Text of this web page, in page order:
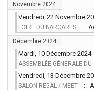
Novembre 2024
Vendredi, 22 Novembre
FOIRE DU BARCARES ::
Décembre 2024
Mardi, 10 Décembre 2024
ASSEMBLÉE GÉNÉRALE DU
Vendredi, 13 Décembre
SALON REGAL / MEET ::